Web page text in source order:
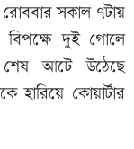
সকাল ৭টায়
দুই গোলে
আটে উঠেছে
হারিয়ে কোয়ার্টার